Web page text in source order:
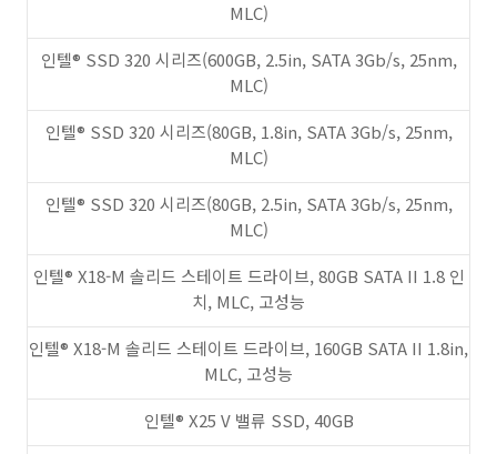
MLC)
인텔® SSD 320 시리즈(600GB, 2.5in, SATA 3Gb/s, 25nm,
MLC)
인텔® SSD 320 시리즈(80GB, 1.8in, SATA 3Gb/s, 25nm,
MLC)
인텔® SSD 320 시리즈(80GB, 2.5in, SATA 3Gb/s, 25nm,
MLC)
인텔® X18-M 솔리드 스테이트 드라이브, 80GB SATA II 1.8 인
치, MLC, 고성능
인텔® X18-M 솔리드 스테이트 드라이브, 160GB SATA II 1.8in,
MLC, 고성능
인텔® X25 V 밸류 SSD, 40GB